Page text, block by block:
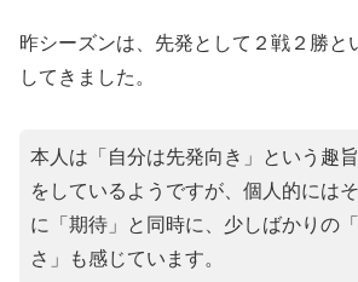
昨シーズンは、先発として２戦２勝と
してきました。
本人は「自分は先発向き」という趣
をしているようですが、個人的には
に「期待」と同時に、少しばかりの
さ」も感じています。